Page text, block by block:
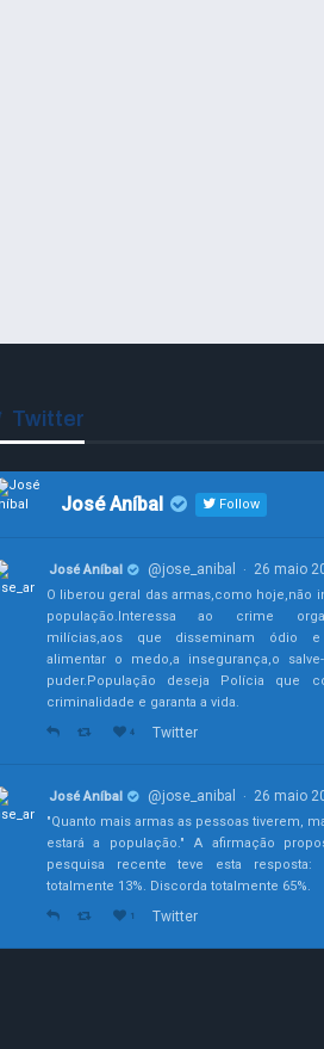
Twitter
José Aníbal Follow
José Aníbal @jose_anibal · 26 maio
O liberou geral das armas,como hoje,não
população.Interessa ao crime
milícias,aos que disseminam ódio
alimentar o medo,a insegurança,o
puder.População deseja Polícia que
criminalidade e garanta a vida.
4 Twitter
José Aníbal @jose_anibal · 26 maio
"Quanto mais armas as pessoas tiverem,
estará a população." A afirmação
pesquisa recente teve esta resposta:
totalmente 13%. Discorda totalmente 65%.
1 Twitter